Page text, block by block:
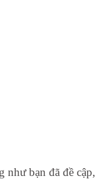
bạn đã đề